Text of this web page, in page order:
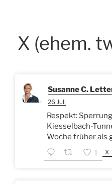
X (ehem.
Susanne C.
26 Juli
Respekt:
Kiesselbach-
Woche früher als
1 X